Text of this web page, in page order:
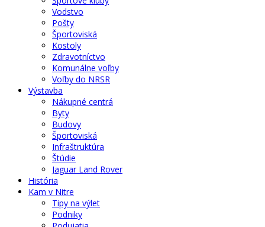
Vodstvo
Pošty
Športoviská
Kostoly
Zdravotníctvo
Komunálne voľby
Voľby do NRSR
Výstavba
Nákupné centrá
Byty
Budovy
Športoviská
Infraštruktúra
Štúdie
Jaguar Land Rover
História
Kam v Nitre
Tipy na výlet
Podniky